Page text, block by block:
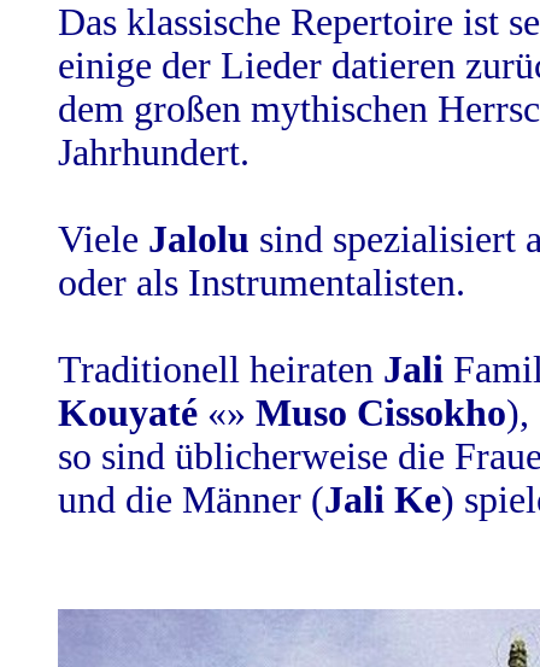
Das klassische Repertoire ist
einige der Lieder datieren
dem großen mythischen
Jahrhundert.
Viele Jalolu sind spezialisiert
oder als Instrumentalisten.
Traditionell heiraten Jali
Kouyaté «» Muso Cissokho),
so sind üblicherweise die
und die Männer (Jali Ke)